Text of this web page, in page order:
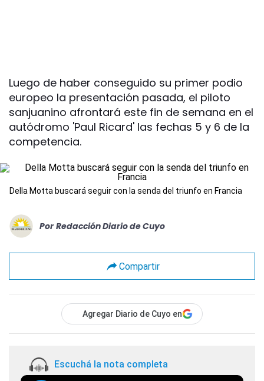
Luego de haber conseguido su primer podio
europeo la presentación pasada, el piloto
sanjuanino afrontará este fin de semana en el
autódromo 'Paul Ricard' las fechas 5 y 6 de la
competencia.
Della Motta buscará seguir con la senda del triunfo en Francia
Por Redacción Diario de Cuyo
Compartir
Agregar Diario de Cuyo en
Escuchá la nota completa